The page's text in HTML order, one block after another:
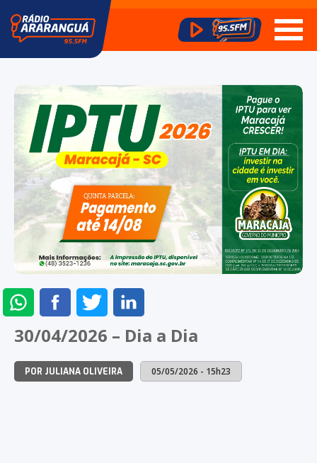
ENVIAR
NO
WHATSAPP
COMPARTILHAR
NO
FACEBOOK
COMPARTILHAR
NO
TWITTERLINKEDIN
30/04/2026 – Dia a Dia
POR JULIANA OLIVEIRA 05/05/2026 - 15h23